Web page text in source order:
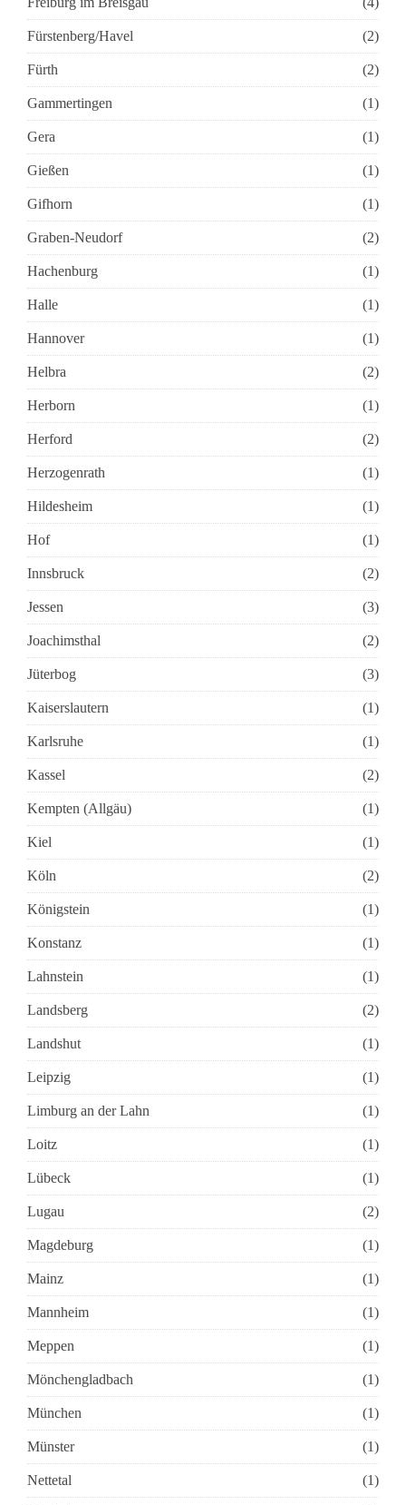
Fürstenberg/Havel (2)
Fürth (2)
Gammertingen (1)
Gera (1)
Gießen (1)
Gifhorn (1)
Graben-Neudorf (2)
Hachenburg (1)
Halle (1)
Hannover (1)
Helbra (2)
Herborn (1)
Herford (2)
Herzogenrath (1)
Hildesheim (1)
Hof (1)
Innsbruck (2)
Jessen (3)
Joachimsthal (2)
Jüterbog (3)
Kaiserslautern (1)
Karlsruhe (1)
Kassel (2)
Kempten (Allgäu) (1)
Kiel (1)
Köln (2)
Königstein (1)
Konstanz (1)
Lahnstein (1)
Landsberg (2)
Landshut (1)
Leipzig (1)
Limburg an der Lahn (1)
Loitz (1)
Lübeck (1)
Lugau (2)
Magdeburg (1)
Mainz (1)
Mannheim (1)
Meppen (1)
Mönchengladbach (1)
München (1)
Münster (1)
Nettetal (1)